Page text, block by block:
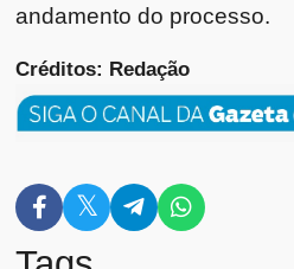
andamento do processo.
Créditos: Redação